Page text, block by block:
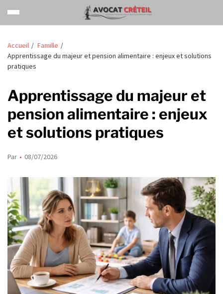
Accueil
Famille
Apprentissage du majeur et pension alimentaire : enjeux et solutions
pratiques
Apprentissage du majeur et
pension alimentaire : enjeux
et solutions pratiques
Par 08/07/2026